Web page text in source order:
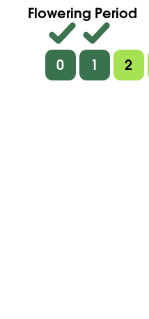
Flowering Period
0 1 2